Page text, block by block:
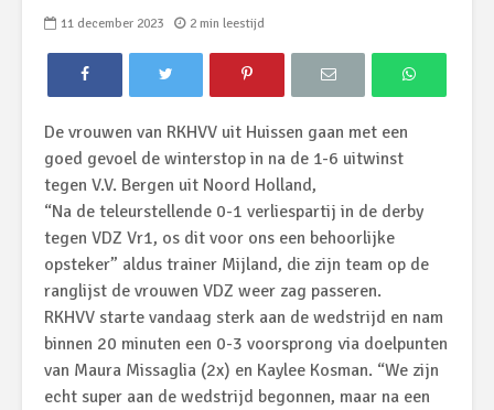
11 december 2023 2 min leestijd
De vrouwen van RKHVV uit Huissen gaan met een
goed gevoel de winterstop in na de 1-6 uitwinst
tegen V.V. Bergen uit Noord Holland,
“Na de teleurstellende 0-1 verliespartij in de derby
tegen VDZ Vr1, os dit voor ons een behoorlijke
opsteker” aldus trainer Mijland, die zijn team op de
ranglijst de vrouwen VDZ weer zag passeren.
RKHVV starte vandaag sterk aan de wedstrijd en nam
binnen 20 minuten een 0-3 voorsprong via doelpunten
van Maura Missaglia (2x) en Kaylee Kosman. “We zijn
echt super aan de wedstrijd begonnen, maar na een